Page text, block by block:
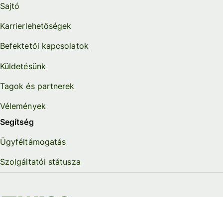
Sajtó
Karrierlehetőségek
Befektetői kapcsolatok
Küldetésünk
Tagok és partnerek
Vélemények
Segítség
Ügyféltámogatás
Szolgáltatói státusza